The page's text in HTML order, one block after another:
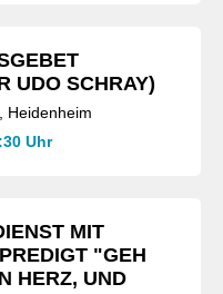
UDO SCHRAY)
Heidenheim
Uhr
MIT
"GEH
HERZ, UND